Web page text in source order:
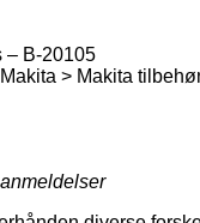
– B-20105
> Makita
anmeldelser